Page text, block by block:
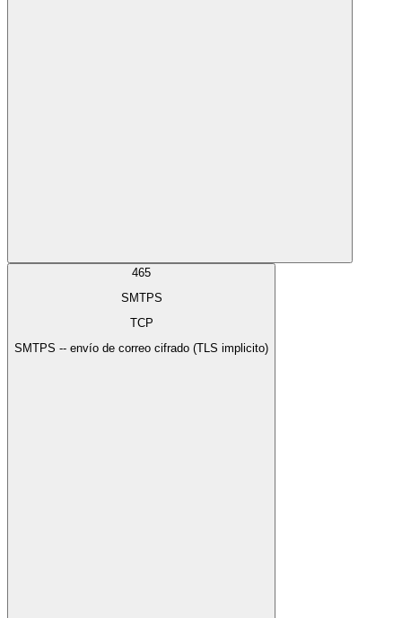
465
SMTPS
TCP
SMTPS -- envío de correo cifrado (TLS implicito)